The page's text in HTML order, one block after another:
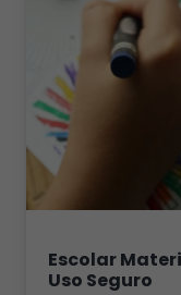
Escolar
Uso Seguro